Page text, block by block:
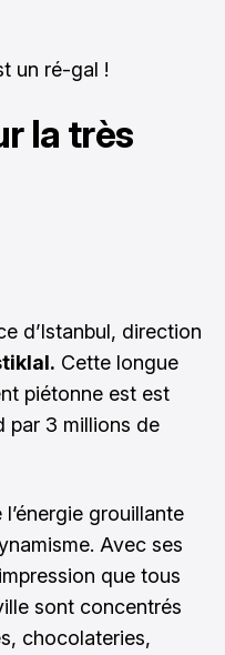
un ré-gal !
la très
d’Istanbul, direction
Cette longue
piétonne est est
par 3 millions de
l’énergie grouillante
Avec ses
que tous
sont concentrés
chocolateries,